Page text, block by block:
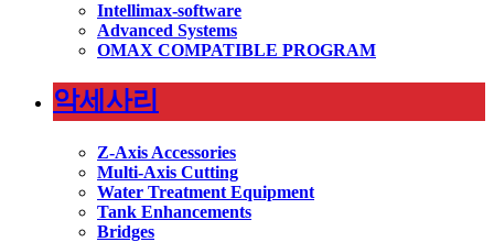
Intellimax-software
Advanced Systems
OMAX COMPATIBLE PROGRAM
악세사리
Z-Axis Accessories
Multi-Axis Cutting
Water Treatment Equipment
Tank Enhancements
Bridges